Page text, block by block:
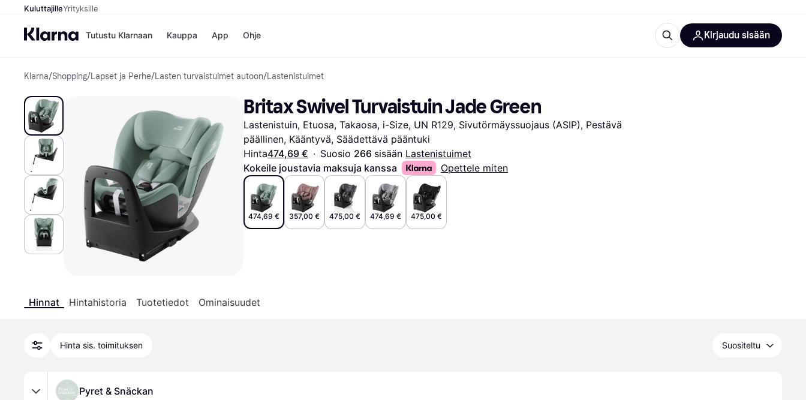
KuluttajilleYrityksille
Tutustu Klarnaan
Maksuvaihtoehdot
Maksa heti
Maksa 30 päivän
kuluessa
Maksa 3 erässä
Rahoitus
MobilePay
Cashback
Jäsenyys
Saldo
Tilityypit
Säästötili
Kauppa
Kaupat
Gigantti
H&M
Peten Koiratarvike
Wolt
Kauppahakemisto
Shoppaile ja vertaa hintoja
Kauneus & Terveys
Vaatteet
Lelut
Koti ja Sisustus
Ääni ja Kuva
Urheilu ja Ulkoilu
Tietotekniikka
Tee se itse
Puhelimet & Wearablet
Lapset ja Perhe
Moottorikuljetukset
Puutarha ja Patio
Keittiökoneet
Kodinkoneet
Kirjat, Elokuvat ja Musiikki
App Ohje Kirjaudu sisään
Klarna/Shopping/Lapset ja Perhe/Lasten turvaistuimet autoon/Lastenistuimet
Britax Swivel Turvaistuin Jade Green
Lastenistuin, Etuosa, Takaosa, i-Size, UN R129, Sivutörmäyssuojaus (ASIP), Pestävä
päällinen, Kääntyvä, Säädettävä pääntuki
Hinta474,69 € · Suosio 266 sisään Lastenistuimet
Kokeile joustavia maksuja kanssa
Opettele miten
474,69 € 357,00 € 475,00 € 474,69 € 475,00 €
Hinnat Hintahistoria Tuotetiedot Ominaisuudet
Hinta sis. toimituksen Suositeltu
Pyret & Snäckan